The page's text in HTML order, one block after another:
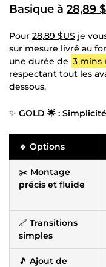
Basique à 28,89
Pour 28,89 $US je
sur mesure livré au
une durée de 3 mins
respectant tout les
dessous.
✨ GOLD 🌟 :
🔹 Options
✂️ Montage
précis et fluide
🔗 Transitions
simples
🎵 Ajout de